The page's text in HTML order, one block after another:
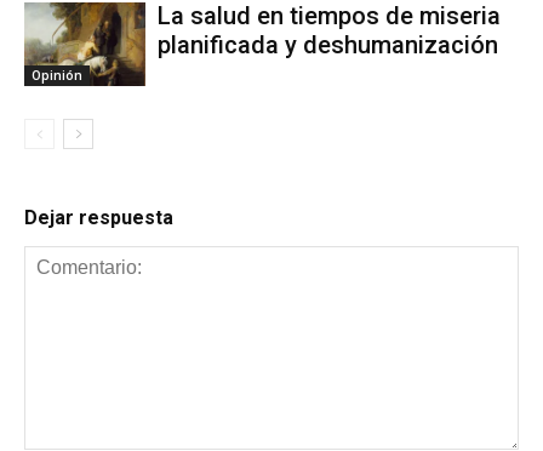
Opinión
La salud en tiempos de miseria
planificada y deshumanización
Dejar respuesta